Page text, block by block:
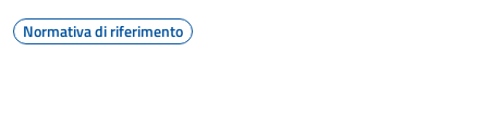
Normativa di riferimento